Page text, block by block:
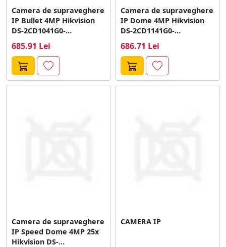
Camera de supraveghere
IP Bullet 4MP Hikvision
DS-2CD1041G0-
Compresie: 1/2.8"
Progressive...
685.91 Lei
Camera de supraveghere
IP Dome 4MP Hikvision
DS-2CD1141G0-
Compresie: 1/2.8"
Progressive Scan...
686.71 Lei
Camera de supraveghere
IP Speed Dome 4MP 25x
Hikvision DS-
CAMERA IP